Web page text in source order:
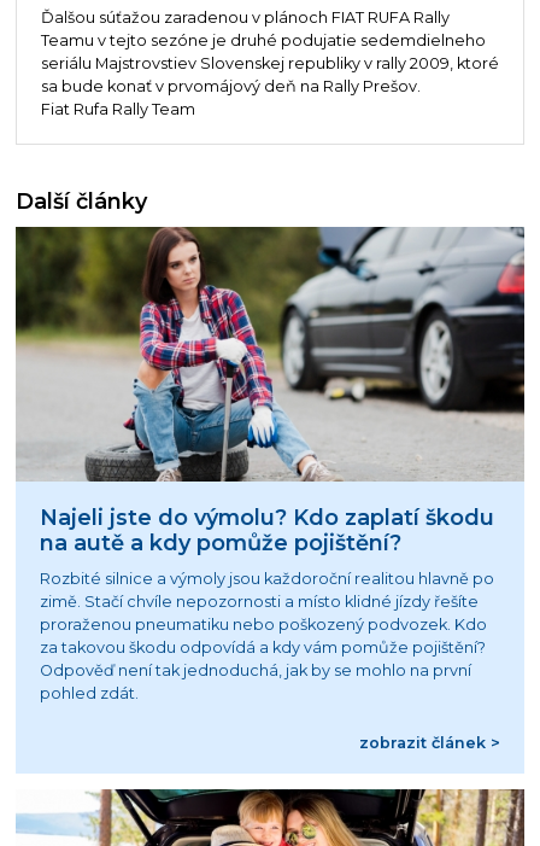
Ďalšou súťažou zaradenou v plánoch FIAT RUFA Rally
Teamu v tejto sezóne je druhé podujatie sedemdielneho
seriálu Majstrovstiev Slovenskej republiky v rally 2009, ktoré
sa bude konať v prvomájový deň na Rally Prešov.
Fiat Rufa Rally Team
Další články
Najeli jste do výmolu? Kdo zaplatí škodu
na autě a kdy pomůže pojištění?
Rozbité silnice a výmoly jsou každoroční realitou hlavně po
zimě. Stačí chvíle nepozornosti a místo klidné jízdy řešíte
proraženou pneumatiku nebo poškozený podvozek. Kdo
za takovou škodu odpovídá a kdy vám pomůže pojištění?
Odpověď není tak jednoduchá, jak by se mohlo na první
pohled zdát.
zobrazit článek >